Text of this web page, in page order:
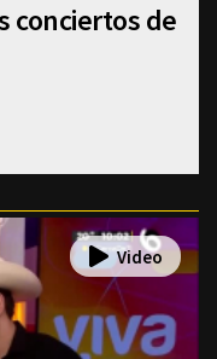
conciertos de